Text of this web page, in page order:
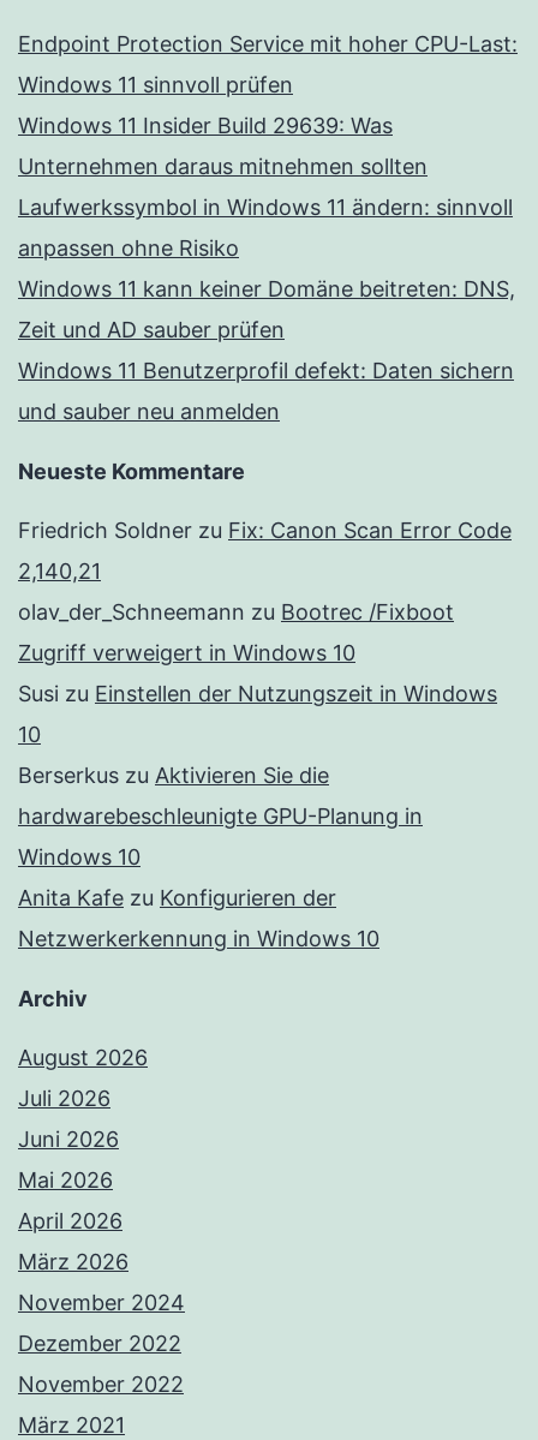
Endpoint Protection Service mit hoher CPU-Last:
Windows 11 sinnvoll prüfen
Windows 11 Insider Build 29639: Was
Unternehmen daraus mitnehmen sollten
Laufwerkssymbol in Windows 11 ändern: sinnvoll
anpassen ohne Risiko
Windows 11 kann keiner Domäne beitreten: DNS,
Zeit und AD sauber prüfen
Windows 11 Benutzerprofil defekt: Daten sichern
und sauber neu anmelden
Neueste Kommentare
Friedrich Soldner zu Fix: Canon Scan Error Code
2,140,21
olav_der_Schneemann zu Bootrec /Fixboot
Zugriff verweigert in Windows 10
Susi zu Einstellen der Nutzungszeit in Windows
10
Berserkus zu Aktivieren Sie die
hardwarebeschleunigte GPU-Planung in
Windows 10
Anita Kafe zu Konfigurieren der
Netzwerkerkennung in Windows 10
Archiv
August 2026
Juli 2026
Juni 2026
Mai 2026
April 2026
März 2026
November 2024
Dezember 2022
November 2022
März 2021